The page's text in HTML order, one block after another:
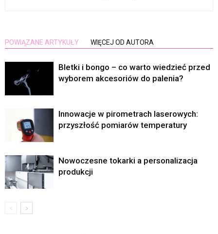
POWIĄZANE ARTYKUŁY WIĘCEJ OD AUTORA
Bletki i bongo – co warto wiedzieć przed
wyborem akcesoriów do palenia?
Innowacje w pirometrach laserowych:
przyszłość pomiarów temperatury
Nowoczesne tokarki a personalizacja
produkcji